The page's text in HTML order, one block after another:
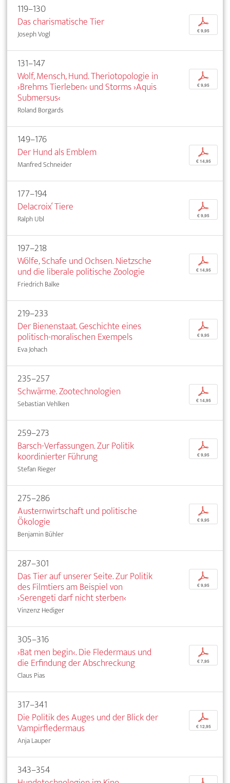
119–130
Das charismatische Tier
Joseph Vogl
p
€ 9,95
131–147
Wolf, Mensch, Hund. Theriotopologie in
›Brehms Tierleben‹ und Storms ›Aquis
Submersus‹
Roland Borgards
p
€ 9,95
149–176
Der Hund als Emblem
Manfred Schneider
p
€ 14,95
177–194
Delacroix‘ Tiere
Ralph Ubl
p
€ 9,95
197–218
Wölfe, Schafe und Ochsen. Nietzsche
und die liberale politische Zoologie
Friedrich Balke
p
€ 14,95
219–233
Der Bienenstaat. Geschichte eines
politisch-moralischen Exempels
Eva Johach
p
€ 9,95
235–257
Schwärme. Zootechnologien
Sebastian Vehlken
p
€ 14,95
259–273
Barsch-Verfassungen. Zur Politik
koordinierter Führung
Stefan Rieger
p
€ 9,95
275–286
Austernwirtschaft und politische
Ökologie
Benjamin Bühler
p
€ 9,95
287–301
Das Tier auf unserer Seite. Zur Politik
des Filmtiers am Beispiel von
›Serengeti darf nicht sterben‹
Vinzenz Hediger
p
€ 9,95
305–316
›Bat men begin‹. Die Fledermaus und
die Erfindung der Abschreckung
Claus Pias
p
€ 7,95
317–341
Die Politik des Auges und der Blick der
Vampirfledermaus
Anja Lauper
p
€ 12,95
343–354